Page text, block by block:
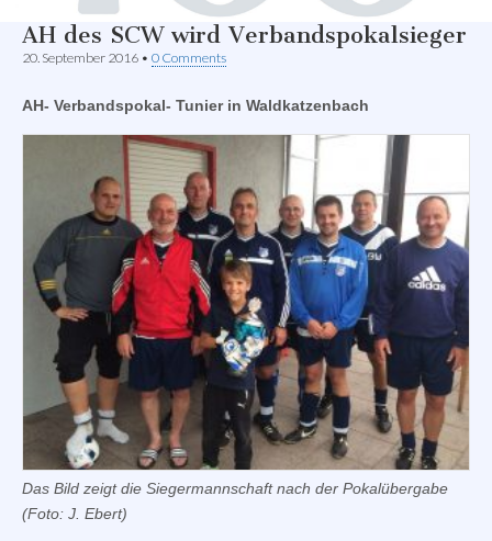
AH des SCW wird Verbandspokalsieger
20. September 2016 • 0 Comments
AH- Verbandspokal- Tunier in Waldkatzenbach
Das Bild zeigt die Siegermannschaft nach der Pokalübergabe
(Foto: J. Ebert)